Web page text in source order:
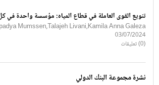
تنويع القوى العاملة في قطاع المياه: مؤسسة واحدة في
Mumssen,Talajeh Livani,Kamila Anna Galeza
03/07/2024
(0) تعليقات
نشرة مجموعة البنك الدولي